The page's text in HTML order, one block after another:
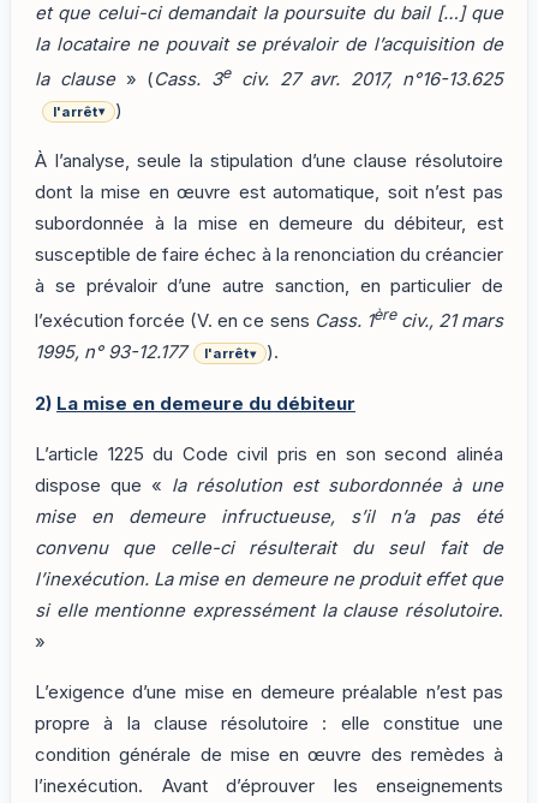
et que celui-ci demandait la poursuite du bail […] que
la locataire ne pouvait se prévaloir de l’acquisition de
la clause» (Cass. 3eciv. 27 avr. 2017, n°16-13.625
l'arrêt▾ )
À l’analyse, seule la stipulation d’une clause résolutoire
dont la mise en œuvre est automatique, soit n’est pas
subordonnée à la mise en demeure du débiteur, est
susceptible de faire échec à la renonciation du créancier
à se prévaloir d’une autre sanction, en particulier de
l’exécution forcée (V. en ce sens Cass. 1èreciv., 21 mars
1995, n° 93-12.177
l'arrêt▾ ).
2) La mise en demeure du débiteur
L’article 1225 du Code civil pris en son second alinéa
dispose que « la résolution est subordonnée à une
mise en demeure infructueuse, s’il n’a pas été
convenu que celle-ci résulterait du seul fait de
l’inexécution. La mise en demeure ne produit effet que
si elle mentionne expressément la clause résolutoire.
»
L’exigence d’une mise en demeure préalable n’est pas
propre à la clause résolutoire : elle constitue une
condition générale de mise en œuvre des remèdes à
l’inexécution. Avant d’éprouver les enseignements